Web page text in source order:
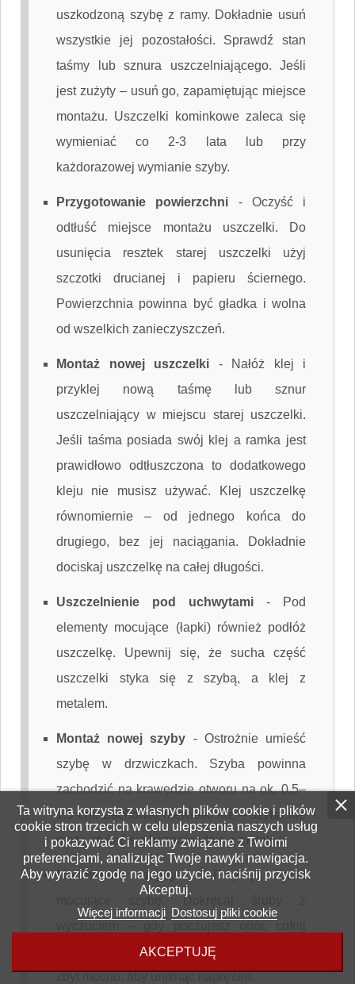
Ta witryna korzysta z własnych plików cookie i plików
cookie stron trzecich w celu ulepszenia naszych usług
i pokazywać Ci reklamy związane z Twoimi
preferencjami, analizując Twoje nawyki nawigacja.
Aby wyrazić zgodę na jego użycie, naciśnij przycisk
Akceptuj.
Więcej informacji Dostosuj pliki cookie
AKCEPTUJĘ
uszkodzoną szybę z ramy. Dokładnie usuń
wszystkie jej pozostałości. Sprawdź stan
taśmy lub sznura uszczelniającego. Jeśli
jest zużyty – usuń go, zapamiętując miejsce
montażu. Uszczelki kominkowe zaleca się
wymieniać co 2-3 lata lub przy
każdorazowej wymianie szyby.
Przygotowanie powierzchni - Oczyść i
odtłuść miejsce montażu uszczelki. Do
usunięcia resztek starej uszczelki użyj
szczotki drucianej i papieru ściernego.
Powierzchnia powinna być gładka i wolna
od wszelkich zanieczyszczeń.
Montaż nowej uszczelki -
Nałóż klej i
przyklej nową taśmę lub sznur
uszczelniający w miejscu starej uszczelki.
Jeśli taśma posiada swój klej a ramka jest
prawidłowo odtłuszczona to dodatkowego
kleju nie musisz używać. Klej uszczelkę
równomiernie – od jednego końca do
drugiego, bez jej naciągania. Dokładnie
dociskaj uszczelkę na całej długości.
Uszczelnienie pod uchwytami -
Pod
elementy mocujące (łapki) również podłóż
uszczelkę. Upewnij się, że sucha część
uszczelki styka się z szybą, a klej z
metalem.
Montaż nowej szyby - Ostrożnie umieść
szybę w drzwiczkach. Szyba powinna
zachodzić na krawędzie otworu na ok. 0,5–
1,5 cm. Zachowaj niewielki luz – szyba nie
może stykać się bezpośrednio z metalem.
Mocowanie szyby-Przykręć łapki
mocujące szybę. Dokręcaj śruby z
śrubę o 1/4–1/2 obrotu. Nie dokręcaj śrub
zbyt mocno, aby uniknąć naprężeń.